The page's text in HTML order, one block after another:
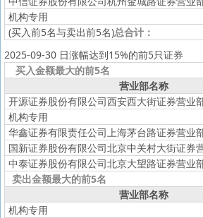
机构专用
(买入前5名与卖出前5名)总合计：
2025-09-30 日涨幅达到15%的前5只证券
买入金额最大的前5名
营业部名称
开源证券股份有限公司西安西大街证券营业
机构专用
华鑫证券有限责任公司上海茅台路证券营业
国新证券股份有限公司北京中关村大街证券
中泰证券股份有限公司北京大望路证券营业
卖出金额最大的前5名
营业部名称
机构专用